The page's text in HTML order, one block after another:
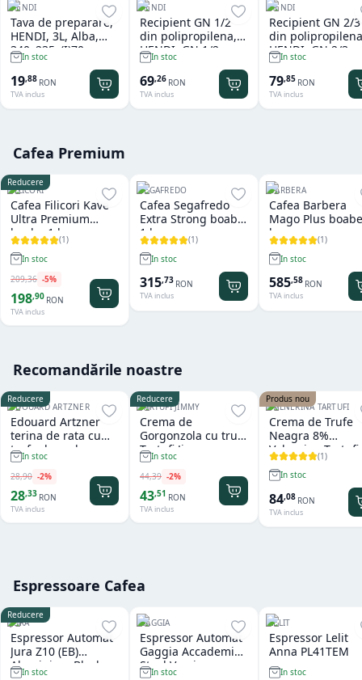
HENDI
Tava de preparare,
HENDI, 3L, Alba,
340x235x(I)70mm,
Dreptunghiulara
In stoc
19,88 RON
TVA inclus
HENDI
Recipient GN 1/2
din polipropilena,
HENDI, GN 1/2,
12,5L, Transparent,
325x265x(H)200mm,
Dreptunghiular
In stoc
69,26 RON
TVA inclus
HENDI
Recipient GN 2/3
din
HENDI, GN 2/3,
13,5L,
Dreptunghiular
In stoc
79,85 RON
TVA inclus
Cafea Premium
Reducere
FILICORI
Cafea Filicori Kave
Ultra Premium
boabe 1 kg
(1)
In stoc
209,36 -5%
198,90 RON
TVA inclus
SEGAFREDO
Cafea Segafredo
Extra Strong boabe
1 kg
(1)
In stoc
315,73 RON
TVA inclus
BARBERA
Cafea Barbera
Mago Plus
kg
(1)
In stoc
585,58 RON
TVA inclus
Recomandările noastre
Reducere
EDOUARD ARTZNER
Edouard Artzner
terina de rata cu
trufe de padure
100g
In stoc
28,90 -2%
28,33 RON
TVA inclus
Reducere
TARTUFI JIMMY
Crema de
Gorgonzola cu trufe
Tartufi Jimmy
In stoc
44,39 -2%
43,51 RON
TVA inclus
Produs nou
VALNERINA TARTUFI
Crema de Trufe
Neagra 8%
Valnerina Tartufi
500 gr
(1)
In stoc
84,08 RON
TVA inclus
Espressoare Cafea
Reducere
JURA
Espressor Automat
Jura Z10 (EB)
Aluminium Black
In stoc
GAGGIA
Espressor Automat
Gaggia Accademia
Steel Version
In stoc
LELIT
Espressor Lelit
Anna PL41TEM
In stoc